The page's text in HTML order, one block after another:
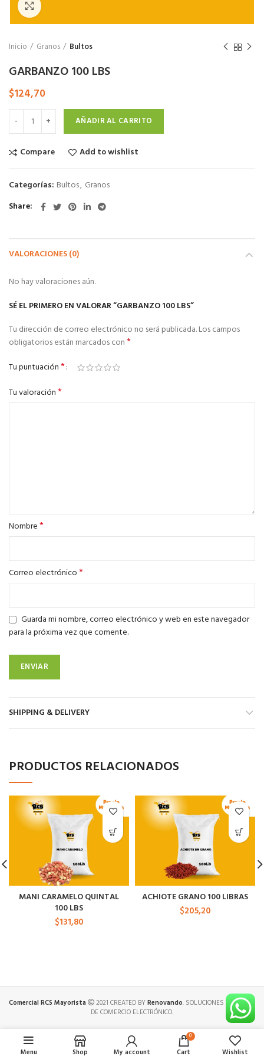
Inicio Granos Bultos
GARBANZO 100 LBS
$124,70
AÑADIR AL CARRITO
Compare Add to wishlist
Categorías: Bultos, Granos
Share
VALORACIONES (0)
No hay valoraciones aún.
SÉ EL PRIMERO EN VALORAR “GARBANZO 100 LBS”
Tu dirección de correo electrónico no será publicada.Los campos
obligatorios están marcados con*
Tu puntuación*
Tu valoración*
Nombre*
Correo electrónico*
Guarda mi nombre, correo electrónico y web en este navegador
para la próxima vez que comente.
SHIPPING & DELIVERY
PRODUCTOS RELACIONADOS
MANI CARAMELO QUINTAL
100 LBS
$131,80
ACHIOTE GRANO 100 LIBRAS
$205,20
Comercial RCS Mayorista 2021 CREATED BYRenovando. SOLUCIONES PREMIUM
DE COMERCIO ELECTRÓNICO.
Menu Shop My account
0
Cart Wishlist